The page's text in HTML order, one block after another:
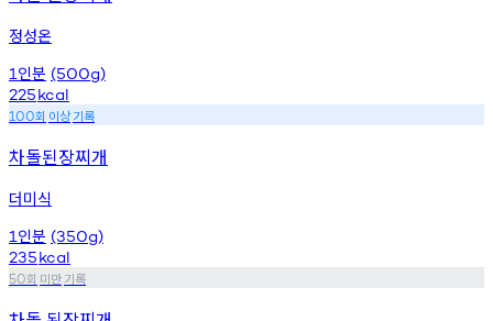
정성온
1 인분 (500g)
225kcal
100회 이상기록
차돌된장찌개
더미식
1 인분 (350g)
235kcal
50회 미만기록